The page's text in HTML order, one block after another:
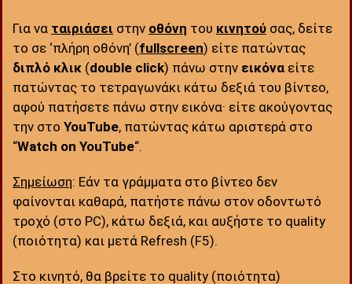
Για να ταιριάσει στην οθόνη του κινητού σας, δείτε
το σε ‘πλήρη οθόνη’ (fullscreen) είτε πατώντας
διπλό κλικ (double click) πάνω στην εικόνα είτε
πατώντας το τετραγωνάκι κάτω δεξιά του βίντεο,
αφού πατήσετε πάνω στην εικόνα· είτε ακούγοντας
την στο YouTube, πατώντας κάτω αριστερά στο
“Watch on YouTube“.
Σημείωση: Εάν τα γράμματα στο βίντεο δεν
φαίνονται καθαρά, πατήστε πάνω στον οδοντωτό
τροχό (στο PC), κάτω δεξιά, και αυξήστε το quality
(ποιότητα) και μετά Refresh (F5).
Στο κινητό, θα βρείτε το quality (ποιότητα)